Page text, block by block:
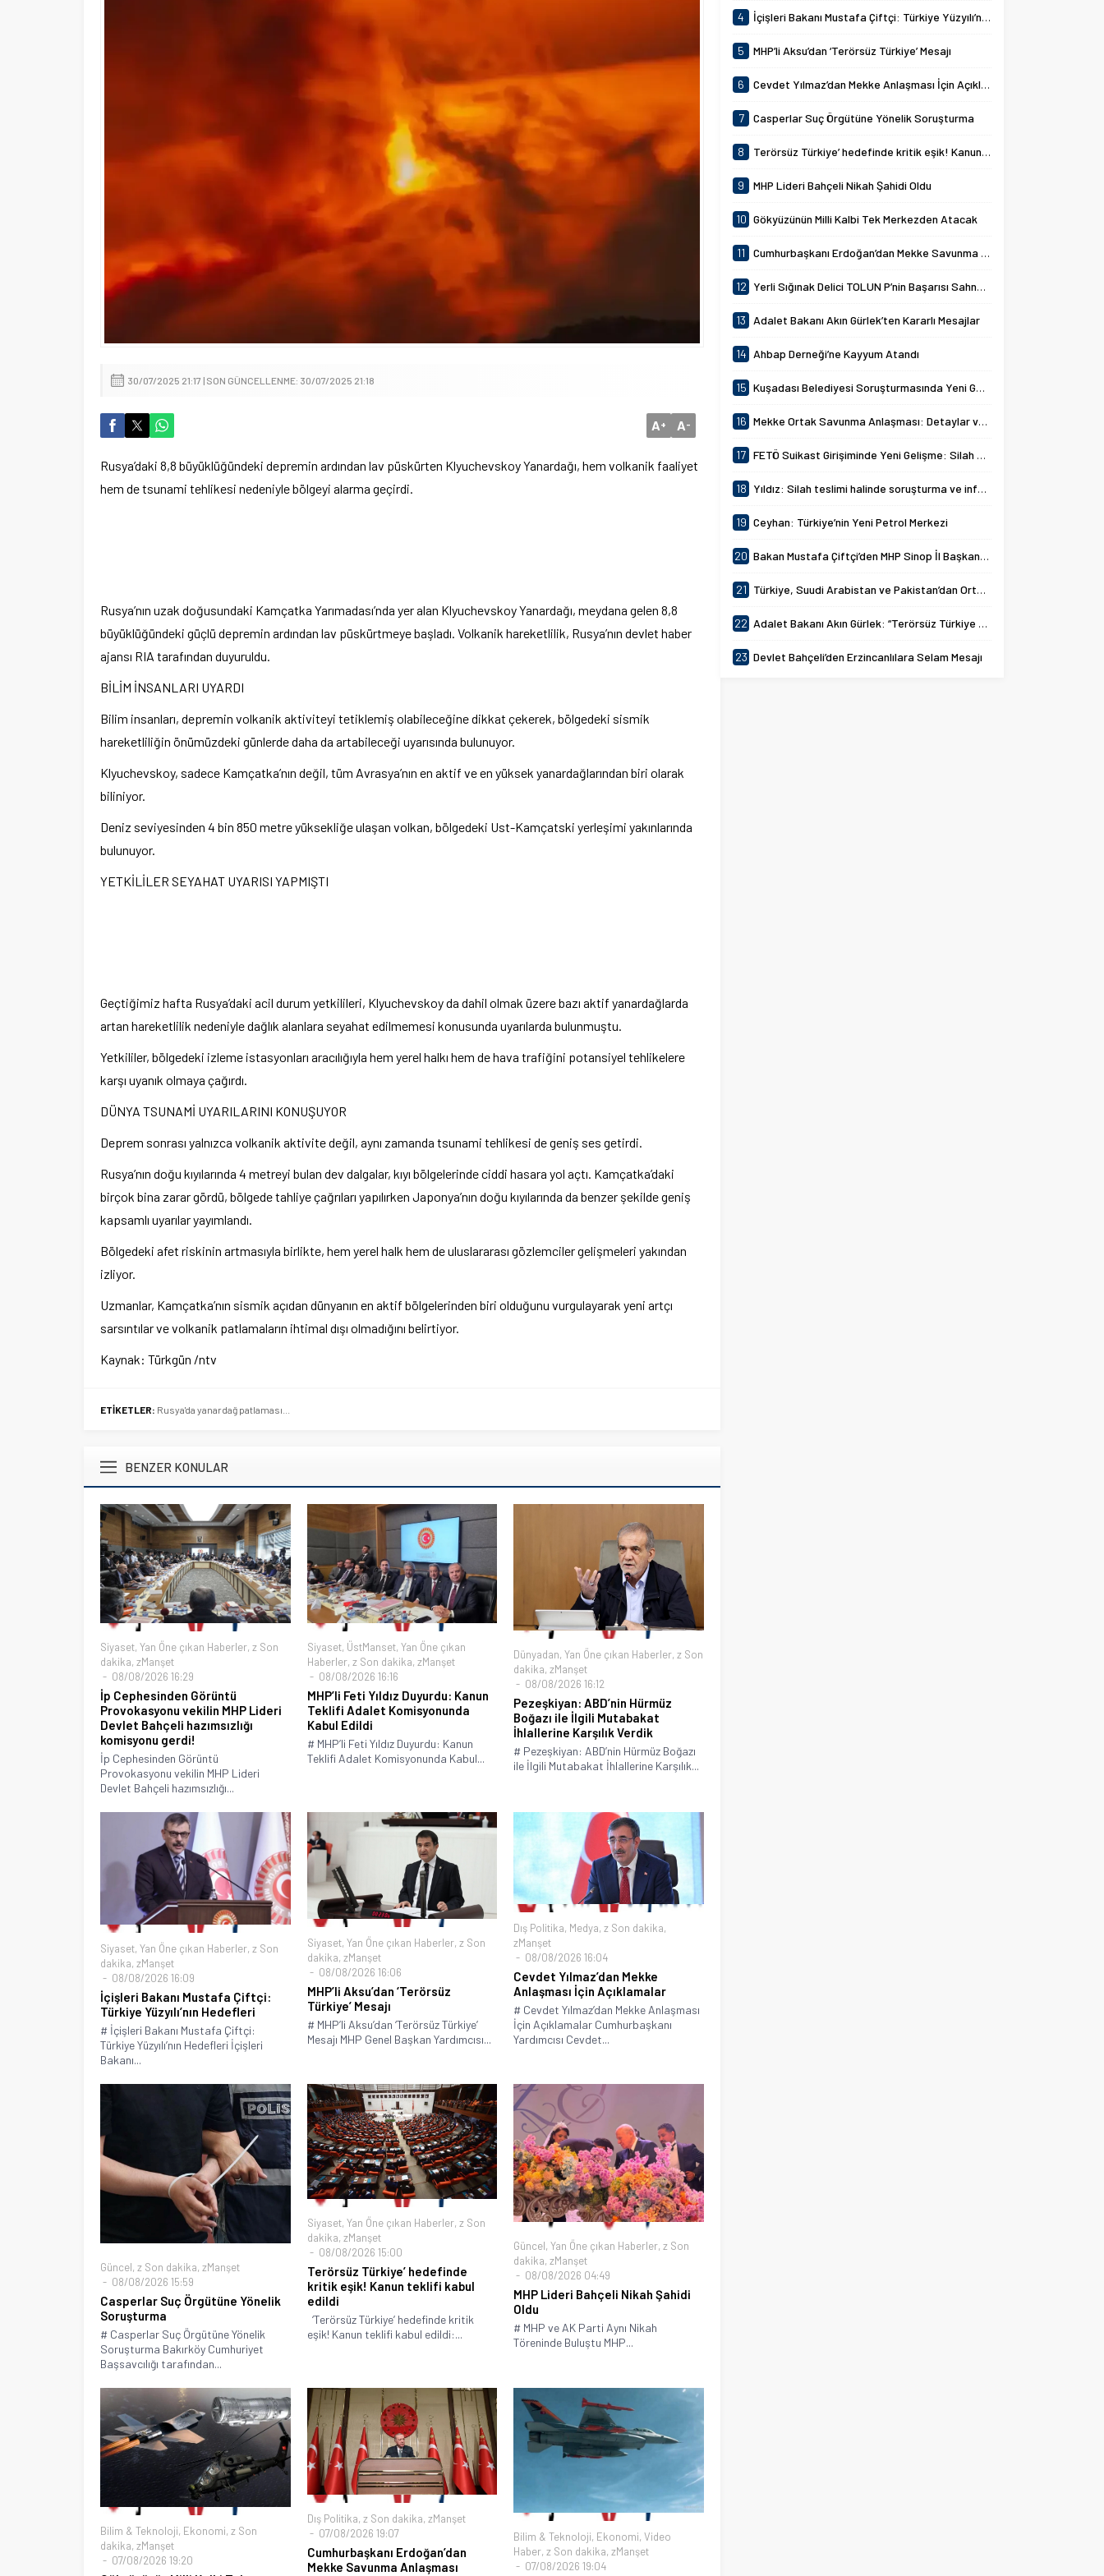
İp Cephesinden Görüntü Provokasyonu vekilin MHP Lideri Devlet Bahçeli hazımsızlığı komisyonu gerdi!
30/07/2025 21:17 | SON GÜNCELLENME: 30/07/2025 21:18
A+ A-
Rusya’daki 8,8 büyüklüğündeki depremin ardından lav püskürten Klyuchevskoy Yanardağı, hem volkanik faaliyet
hem de tsunami tehlikesi nedeniyle bölgeyi alarma geçirdi.
Rusya’nın uzak doğusundaki Kamçatka Yarımadası’nda yer alan Klyuchevskoy Yanardağı, meydana gelen 8,8
büyüklüğündeki güçlü depremin ardından lav püskürtmeye başladı. Volkanik hareketlilik, Rusya’nın devlet haber
ajansı RIA tarafından duyuruldu.
BİLİM İNSANLARI UYARDI
Bilim insanları, depremin volkanik aktiviteyi tetiklemiş olabileceğine dikkat çekerek, bölgedeki sismik
hareketliliğin önümüzdeki günlerde daha da artabileceği uyarısında bulunuyor.
Klyuchevskoy, sadece Kamçatka’nın değil, tüm Avrasya’nın en aktif ve en yüksek yanardağlarından biri olarak
biliniyor.
Deniz seviyesinden 4 bin 850 metre yüksekliğe ulaşan volkan, bölgedeki Ust-Kamçatski yerleşimi yakınlarında
bulunuyor.
YETKİLİLER SEYAHAT UYARISI YAPMIŞTI
Geçtiğimiz hafta Rusya’daki acil durum yetkilileri, Klyuchevskoy da dahil olmak üzere bazı aktif yanardağlarda
artan hareketlilik nedeniyle dağlık alanlara seyahat edilmemesi konusunda uyarılarda bulunmuştu.
Yetkililer, bölgedeki izleme istasyonları aracılığıyla hem yerel halkı hem de hava trafiğini potansiyel tehlikelere
karşı uyanık olmaya çağırdı.
DÜNYA TSUNAMİ UYARILARINI KONUŞUYOR
Deprem sonrası yalnızca volkanik aktivite değil, aynı zamanda tsunami tehlikesi de geniş ses getirdi.
Rusya’nın doğu kıyılarında 4 metreyi bulan dev dalgalar, kıyı bölgelerinde ciddi hasara yol açtı. Kamçatka’daki
birçok bina zarar gördü, bölgede tahliye çağrıları yapılırken Japonya’nın doğu kıyılarında da benzer şekilde geniş
kapsamlı uyarılar yayımlandı.
Bölgedeki afet riskinin artmasıyla birlikte, hem yerel halk hem de uluslararası gözlemciler gelişmeleri yakından
izliyor.
Uzmanlar, Kamçatka’nın sismik açıdan dünyanın en aktif bölgelerinden biri olduğunu vurgulayarak yeni artçı
sarsıntılar ve volkanik patlamaların ihtimal dışı olmadığını belirtiyor.
Kaynak: Türkgün /ntv
ETİKETLER: Rusya'da yanardağ patlaması...
BENZER KONULAR
Siyaset, Yan Öne çıkan Haberler, z Son
dakika, zManşet
08/08/2026 16:29
İp Cephesinden Görüntü
Provokasyonu vekilin MHP Lideri
Devlet Bahçeli hazımsızlığı
komisyonu gerdi!
İp Cephesinden Görüntü
Provokasyonu vekilin MHP Lideri
Devlet Bahçeli hazımsızlığı...
Siyaset, ÜstManset, Yan Öne çıkan
Haberler, z Son dakika, zManşet
08/08/2026 16:16
MHP’li Feti Yıldız Duyurdu: Kanun
Teklifi Adalet Komisyonunda
Kabul Edildi
# MHP’li Feti Yıldız Duyurdu: Kanun
Teklifi Adalet Komisyonunda Kabul...
Dünyadan,Yan Öne çıkan Haberler,z Son
dakika,zManşet
08/08/2026 16:12
Pezeşkiyan: ABD’nin Hürmüz
Boğazı ile İlgili Mutabakat
İhlallerine Karşılık Verdik
# Pezeşkiyan: ABD’nin Hürmüz Boğazı
ile İlgili Mutabakat İhlallerine Karşılık...
Siyaset, Yan Öne çıkan Haberler, z Son
dakika, zManşet
08/08/2026 16:09
İçişleri Bakanı Mustafa Çiftçi:
Türkiye Yüzyılı’nın Hedefleri
# İçişleri Bakanı Mustafa Çiftçi:
Türkiye Yüzyılı’nın Hedefleri İçişleri
Bakanı...
Siyaset, Yan Öne çıkan Haberler, z Son
dakika, zManşet
08/08/2026 16:06
MHP’li Aksu’dan ‘Terörsüz
Türkiye’ Mesajı
# MHP’li Aksu’dan ‘Terörsüz Türkiye’
Mesajı MHP Genel Başkan Yardımcısı...
Dış Politika, Medya,z Son dakika,
zManşet
08/08/2026 16:04
Cevdet Yılmaz’dan Mekke
Anlaşması İçin Açıklamalar
# Cevdet Yılmaz’dan Mekke Anlaşması
İçin Açıklamalar Cumhurbaşkanı
Yardımcısı Cevdet...
Güncel, z Son dakika, zManşet
08/08/2026 15:59
Casperlar Suç Örgütüne Yönelik
Soruşturma
# Casperlar Suç Örgütüne Yönelik
Soruşturma Bakırköy Cumhuriyet
Başsavcılığı tarafından...
Siyaset, Yan Öne çıkan Haberler, z Son
dakika, zManşet
08/08/2026 15:00
Terörsüz Türkiye’ hedefinde
kritik eşik! Kanun teklifi kabul
edildi
‘Terörsüz Türkiye’ hedefinde kritik
eşik! Kanun teklifi kabul edildi:...
Güncel,Yan Öne çıkan Haberler,z Son
dakika,zManşet
08/08/2026 04:49
MHP Lideri Bahçeli Nikah Şahidi
Oldu
# MHP ve AK Parti Aynı Nikah
Töreninde Buluştu MHP...
Bilim & Teknoloji, Ekonomi, z Son
dakika, zManşet
07/08/2026 19:20
Dış Politika, z Son dakika, zManşet
07/08/2026 19:07
Cumhurbaşkanı Erdoğan’dan
Mekke Savunma Anlaşması
Bilim & Teknoloji, Ekonomi,Video
Haber,z Son dakika,zManşet
07/08/2026 19:04
4 İçişleri Bakanı Mustafa Çiftçi: Türkiye Yüzyılı’nın Hedefleri
5 MHP’li Aksu’dan ‘Terörsüz Türkiye’ Mesajı
6 Cevdet Yılmaz’dan Mekke Anlaşması İçin Açıklamalar
7 Casperlar Suç Örgütüne Yönelik Soruşturma
8 Terörsüz Türkiye’ hedefinde kritik eşik! Kanun teklifi kabul edildi
9 MHP Lideri Bahçeli Nikah Şahidi Oldu
10 Gökyüzünün Milli Kalbi Tek Merkezden Atacak
11 Cumhurbaşkanı Erdoğan’dan Mekke Savunma Anlaşması Açıklaması
12 Yerli Sığınak Delici TOLUN P’nin Başarısı Sahnelendi
13 Adalet Bakanı Akın Gürlek’ten Kararlı Mesajlar
14 Ahbap Derneği’ne Kayyum Atandı
15 Kuşadası Belediyesi Soruşturmasında Yeni Gelişmeler
16 Mekke Ortak Savunma Anlaşması: Detaylar ve Amaçlar
17 FETÖ Suikast Girişiminde Yeni Gelişme: Silah Aramaları Başlatıldı
18 Yıldız: Silah teslimi halinde soruşturma ve infazlar ertelenecek
19 Ceyhan: Türkiye’nin Yeni Petrol Merkezi
20 Bakan Mustafa Çiftçi’den MHP Sinop İl Başkanlığına Ziyaret
21 Türkiye, Suudi Arabistan ve Pakistan’dan Ortak Savunma Anlaşması
22 Adalet Bakanı Akın Gürlek: “Terörsüz Türkiye 86 Milyonun Ortak Hedefidir”
23 Devlet Bahçeli’den Erzincanlılara Selam Mesajı